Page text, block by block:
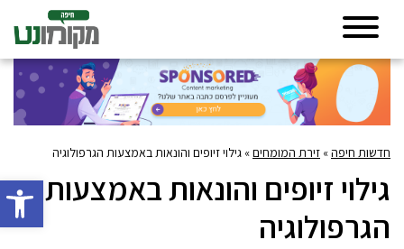
פתח
חדשות חיפה» זירת המומחים» גילוי זיופים והונאות באמצעות הגרפולוגיה
גילוי זיופים והונאות באמצעות
הגרפולוגיה